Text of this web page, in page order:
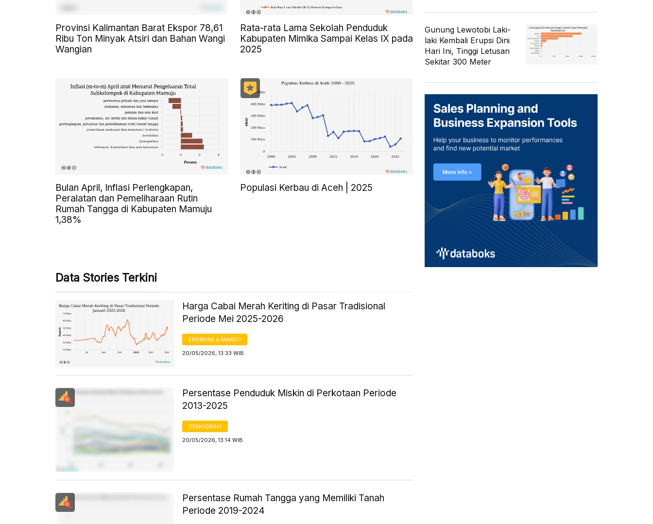
Provinsi Kalimantan Barat Ekspor 78,61
Ribu Ton Minyak Atsiri dan Bahan Wangi
Wangian
Rata-rata Lama Sekolah Penduduk
Kabupaten Mimika Sampai Kelas IX pada
2025
Bulan April, Inflasi Perlengkapan,
Peralatan dan Pemeliharaan Rutin
Rumah Tangga di Kabupaten Mamuju
1,38%
Populasi Kerbau di Aceh | 2025
Data Stories Terkini
Harga Cabai Merah Keriting di Pasar Tradisional
Periode Mei 2025-2026
EKONOMI & MAKRO
20/05/2026, 13:33 WIB
Persentase Penduduk Miskin di Perkotaan Periode
2013-2025
DEMOGRAFI
20/05/2026, 13:14 WIB
Persentase Rumah Tangga yang Memiliki Tanah
Periode 2019-2024
Gunung Lewotobi Laki-
laki Kembali Erupsi Dini
Hari Ini, Tinggi Letusan
Sekitar 300 Meter